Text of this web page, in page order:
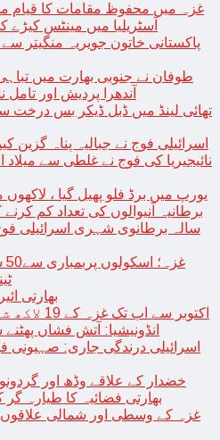
غزہ میں محفوظ مقامات کا قیام
آسٹریلیا میں مینٹس
پاکستانی خاتون جویریہ منگیتر
طوفان نے جنوبی بھارت میں
آندھرا پردیش اور
اسرائیلی فوج نے جبالیہ پناہ گزین
نائیجیریا کی فوج نے غلطی سے
یورپ میں برڈ فلو پھیل گیا ،
برطانیہ آنیوالوں کی تعداد کم
بھارتی
7 اکتوبر سے اب تک غزہ کے 19 لاکھ شہری بے گھر ہوگئے
انڈونیشیا: آتش فشاں پھٹنے سے 11 کوہ
اسرائیلی درندگی جاری: صہیونی
خضدار کے علاقے وڈھ اور
بھارتی فضائیہ کا طیارہ گر کر تباہ،
غزہ کے وسطی اور شمالی علاقوں